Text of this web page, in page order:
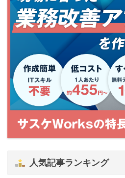
人気記事ランキング